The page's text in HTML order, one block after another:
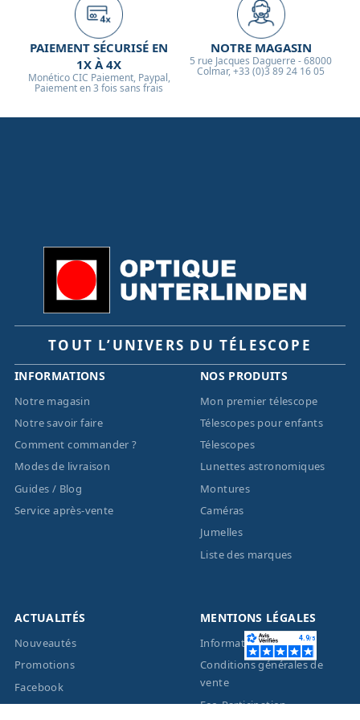
PAIEMENT SÉCURISÉ EN
1X À 4X
Monético CIC Paiement, Paypal,
Paiement en 3 fois sans frais
NOTRE MAGASIN
5 rue Jacques Daguerre - 68000
Colmar, +33 (0)3 89 24 16 05
TOUT L’UNIVERS DU TÉLESCOPE
INFORMATIONS
Notre magasin
Notre savoir faire
Comment commander ?
Modes de livraison
Guides / Blog
Service après-vente
NOS PRODUITS
Mon premier télescope
Télescopes pour enfants
Télescopes
Lunettes astronomiques
Montures
Caméras
Jumelles
Liste des marques
ACTUALITÉS
Nouveautés
Promotions
Facebook
Instagram
MENTIONS LÉGALES
Informations légales
Conditions générales de
vente
Eco-Participation